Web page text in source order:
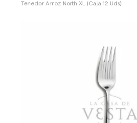
Tenedor Arroz North XL (Caja 12 Uds)